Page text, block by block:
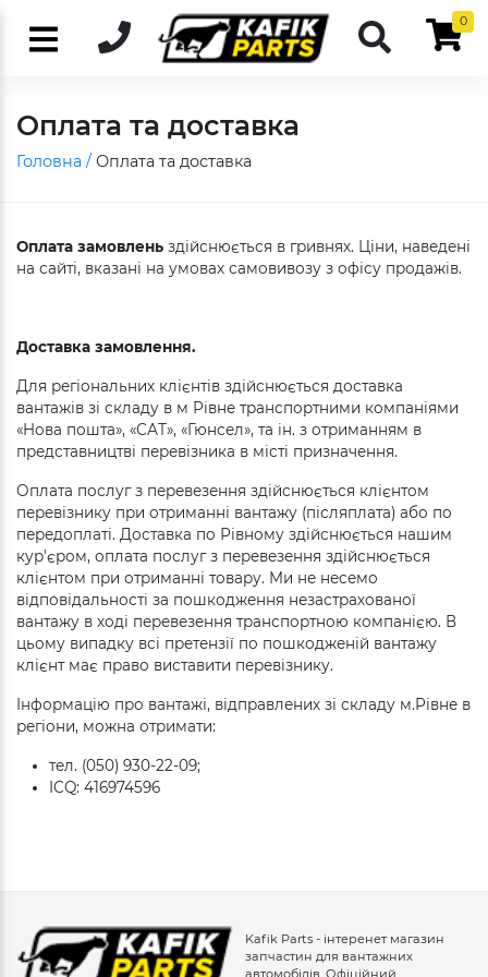
0
Оплата та доставка
Головна / Оплата та доставка
Оплата замовлень здійснюється в гривнях. Ціни, наведені
на сайті, вказані на умовах самовивозу з офісу продажів.
Доставка замовлення.
Для регіональних клієнтів здійснюється доставка
вантажів зі складу в м Рівне транспортними компаніями
«Нова пошта», «САТ», «Гюнсел», та ін. з отриманням в
представництві перевізника в місті призначення.
Оплата послуг з перевезення здійснюється клієнтом
перевізнику при отриманні вантажу (післяплата) або по
передоплаті. Доставка по Рівному здійснюється нашим
кур'єром, оплата послуг з перевезення здійснюється
клієнтом при отриманні товару. Ми не несемо
відповідальності за пошкодження незастрахованої
вантажу в ході перевезення транспортною компанією. В
цьому випадку всі претензії по пошкодженій вантажу
клієнт має право виставити перевізнику.
Інформацію про вантажі, відправлених зі складу м.Рівне в
регіони, можна отримати:
тел. (050) 930-22-09;
ICQ: 416974596
Kafik Parts - інтеренет магазин
запчастин для вантажних
автомобілів. Офіційний